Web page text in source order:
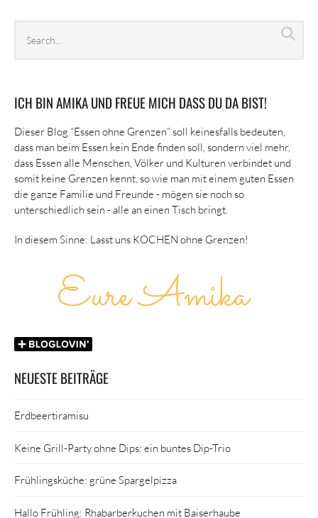
archives
ICH BIN AMIKA UND FREUE MICH DASS DU DA BIST!
Dieser Blog “Essen ohne Grenzen” soll keinesfalls bedeuten,
dass man beim Essen kein Ende finden soll, sondern viel mehr,
dass Essen alle Menschen, Völker und Kulturen verbindet und
somit keine Grenzen kennt, so wie man mit einem guten Essen
die ganze Familie und Freunde - mögen sie noch so
unterschiedlich sein - alle an einen Tisch bringt.
In diesem Sinne: Lasst uns KOCHEN ohne Grenzen!
NEUESTE BEITRÄGE
Erdbeertiramisu
Keine Grill-Party ohne Dips: ein buntes Dip-Trio
Frühlingsküche: grüne Spargelpizza
Hallo Frühling: Rhabarberkuchen mit Baiserhaube